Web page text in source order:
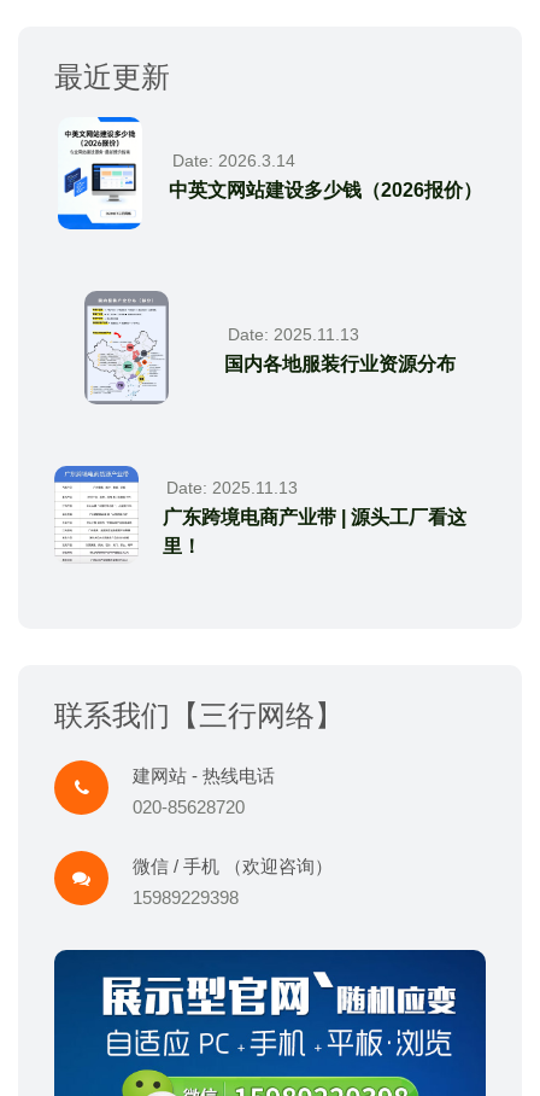
最近更新
Date: 2026.3.14
中英文网站建设多少钱（2026报价）
Date: 2025.11.13
国内各地服装行业资源分布
Date: 2025.11.13
广东跨境电商产业带 | 源头工厂看这
里！
联系我们【三行网络】
建网站 - 热线电话
020-85628720
微信 / 手机 （欢迎咨询）
15989229398